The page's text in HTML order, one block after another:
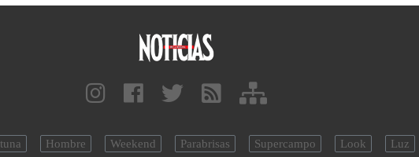
Hombre Weekend Parabrisas Supercampo Look Luz